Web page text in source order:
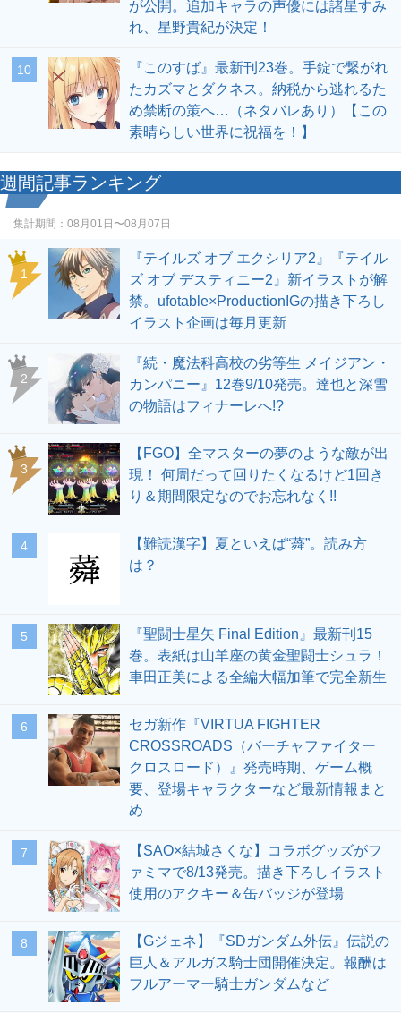
が公開。追加キャラの声優には諸星すみ
れ、星野貴紀が決定！
10
『このすば』最新刊23巻。手錠で繋がれ
たカズマとダクネス。納税から逃れるた
め禁断の策へ…（ネタバレあり）【この
素晴らしい世界に祝福を！】
週間記事ランキング
集計期間： 08月01日〜08月07日
1
『テイルズ オブ エクシリア2』『テイル
ズ オブ デスティニー2』新イラストが解
禁。ufotable×ProductionIGの描き下ろし
イラスト企画は毎月更新
2
『続・魔法科高校の劣等生 メイジアン・
カンパニー』12巻9/10発売。達也と深雪
の物語はフィナーレへ!?
3
【FGO】全マスターの夢のような敵が出
現！ 何周だって回りたくなるけど1回き
り＆期間限定なのでお忘れなく!!
4
【難読漢字】夏といえば“蕣”。読み方
は？
5
『聖闘士星矢 Final Edition』最新刊15
巻。表紙は山羊座の黄金聖闘士シュラ！
車田正美による全編大幅加筆で完全新生
6
セガ新作『VIRTUA FIGHTER
CROSSROADS（バーチャファイター
クロスロード）』発売時期、ゲーム概
要、登場キャラクターなど最新情報まと
め
7
【SAO×結城さくな】コラボグッズがフ
ァミマで8/13発売。描き下ろしイラスト
使用のアクキー＆缶バッジが登場
8
【Gジェネ】『SDガンダム外伝』伝説の
巨人＆アルガス騎士団開催決定。報酬は
フルアーマー騎士ガンダムなど